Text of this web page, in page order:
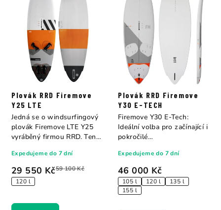
Plovák RRD Firemove
Y25 LTE
29 550 Kč59 100 Kč
120 l
Expedujeme do 7 dní
Jedná se o windsurfingový
plovák Firemove LTE Y25
vyráběný firmou RRD. Tento
Plovák RRD Firemove
Y30 E-TECH
46 000 Kč
105 l 120 l
135 l
155 l
Expedujeme do 7 dní
Firemove Y30 E-Tech:
Ideální volba pro začínající i
pokročilé